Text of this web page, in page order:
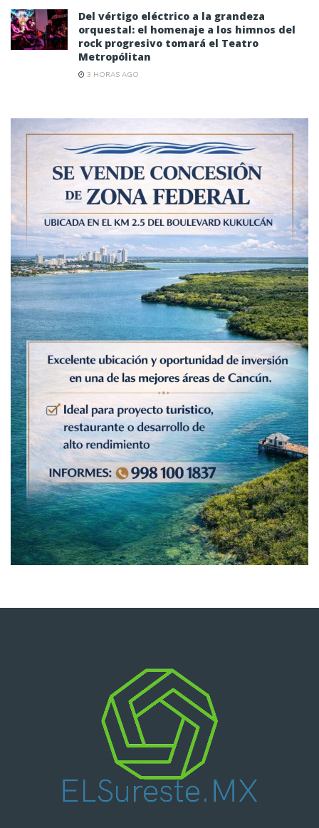
Del vértigo eléctrico a la grandeza
orquestal: el homenaje a los himnos del
rock progresivo tomará el Teatro
Metropólitan
3 HORAS AGO